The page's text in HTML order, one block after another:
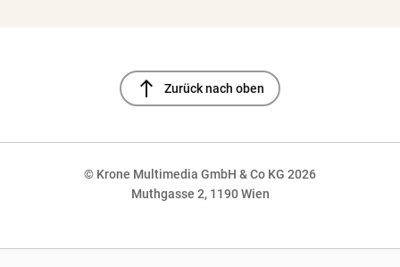
north Zurück nach oben
© Krone Multimedia GmbH & Co KG 2026
Muthgasse 2, 1190 Wien
NaN%